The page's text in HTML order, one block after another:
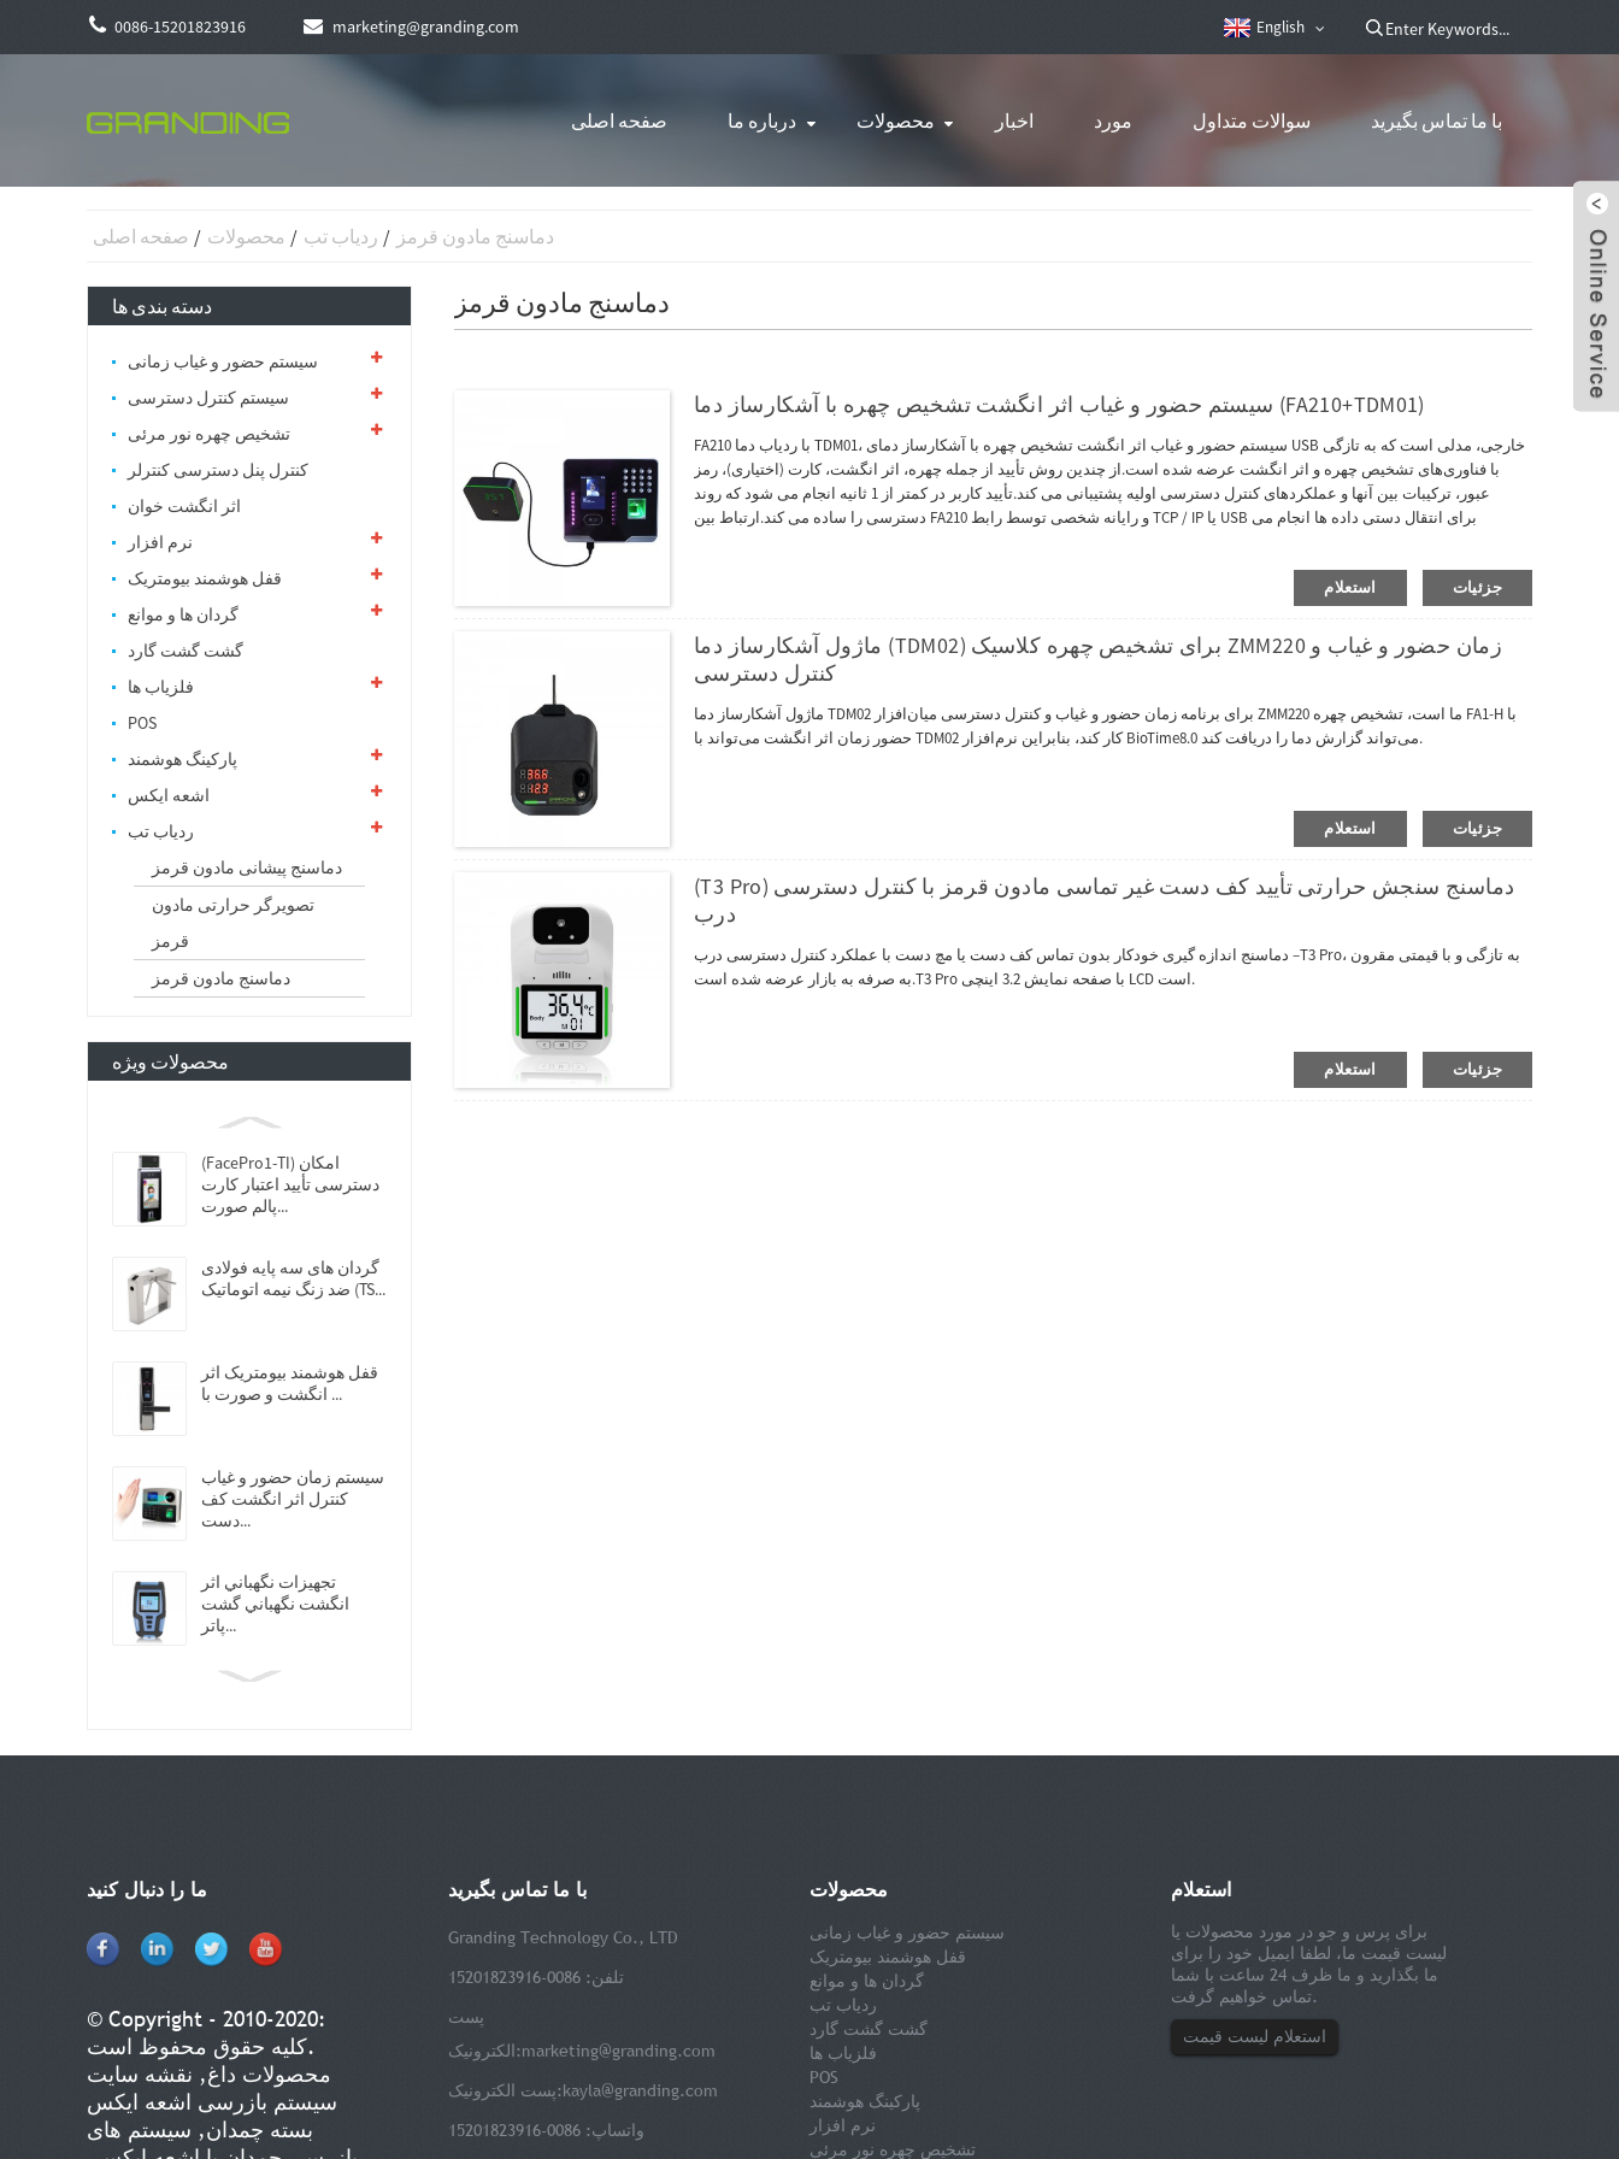
0086-15201823916 marketing@granding.com English
صفحه اصلی درباره ما محصولات اخبار مورد سوالات متداول با ما تماس بگیرید
صفحه اصلی محصولات ردیاب تب دماسنج مادون قرمز
دسته بندی ها
سیستم حضور و غیاب زمانی
سیستم کنترل دسترسی
تشخیص چهره نور مرئی
کنترل پنل دسترسی کنترلر
اثر انگشت خوان
نرم افزار
قفل هوشمند بیومتریک
گردان ها و موانع
گشت گشت گارد
فلزیاب ها
POS
پارکینگ هوشمند
اشعه ایکس
ردیاب تب
دماسنج پیشانی مادون قرمز
تصویرگر حرارتی مادون
قرمز
دماسنج مادون قرمز
محصولات ویژه
(FacePro1-TI) امکان
دسترسی تأیید اعتبار کارت
پالم صورت...
گردان های سه پایه فولادی
ضد زنگ نیمه اتوماتیک (TS...
قفل هوشمند بیومتریک اثر
انگشت و صورت با ...
سیستم زمان حضور و غیاب
کنترل اثر انگشت کف
دست...
تجهيزات نگهباني اثر
انگشت نگهباني گشت
پاتر...
دماسنج مادون قرمز
سیستم حضور و غیاب اثر انگشت تشخیص چهره با آشکارساز دما (FA210+TDM01)
FA210 با ردیاب دما TDM01، سیستم حضور و غیاب اثر انگشت تشخیص چهره با آشکارساز دمای USB خارجی، مدلی است که به تازگی
با فناوری‌های تشخیص چهره و اثر انگشت عرضه شده است.از چندین روش تأیید از جمله چهره، اثر انگشت، کارت (اختیاری)، رمز
عبور، ترکیبات بین آنها و عملکردهای کنترل دسترسی اولیه پشتیبانی می کند.تأیید کاربر در کمتر از 1 ثانیه انجام می شود که روند
دسترسی را ساده می کند.ارتباط بین FA210 و رایانه شخصی توسط رابط TCP / IP یا USB برای انتقال دستی داده ها انجام می
استعلام جزئیات
ماژول آشکارساز دما (TDM02) برای تشخیص چهره کلاسیک ZMM220 زمان حضور و غیاب و
کنترل دسترسی
ماژول آشکارساز دما TDM02 برای برنامه زمان حضور و غیاب و کنترل دسترسی میان‌افزار ZMM220 ما است، تشخیص چهره FA1-H با
حضور زمان اثر انگشت می‌تواند با TDM02 کار کند، بنابراین نرم‌افزار BioTime8.0 می‌تواند گزارش دما را دریافت کند.
استعلام جزئیات
(T3 Pro) دماسنج سنجش حرارتی تأیید کف دست غیر تماسی مادون قرمز با کنترل دسترسی
درب
دماسنج اندازه گیری خودکار بدون تماس کف دست یا مچ دست با عملکرد کنترل دسترسی درب –T3 Pro، به تازگی و با قیمتی مقرون
به صرفه به بازار عرضه شده است.T3 Pro با صفحه نمایش 3.2 اینچی LCD است.
استعلام جزئیات
ما را دنبال کنید
© Copyright - 2010-2020:
کلیه حقوق محفوظ است.
محصولات داغ, نقشه سایت
سیستم بازرسی اشعه ایکس
بسته چمدان, سیستم های
با ما تماس بگیرید
Granding Technology Co., LTD
تلفن: 0086-15201823916
پست
الکترونیک:marketing@granding.com
پست الکترونیک:kayla@granding.com
واتساپ: 0086-15201823916
محصولات
سیستم حضور و غیاب زمانی
قفل هوشمند بیومتریک
گردان ها و موانع
ردیاب تب
گشت گشت گارد
فلزیاب ها
POS
پارکینگ هوشمند
نرم افزار
تشخیص چهره نور مرئی
استعلام
برای پرس و جو در مورد محصولات یا
لیست قیمت ما، لطفا ایمیل خود را برای
ما بگذارید و ما ظرف 24 ساعت با شما
تماس خواهیم گرفت.
استعلام لیست قیمت